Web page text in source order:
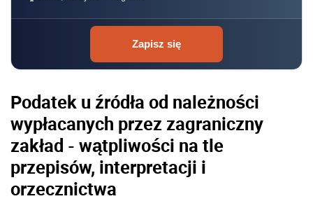
Zapisz się
Podatek u źródła od należności
wypłacanych przez zagraniczny
zakład - wątpliwości na tle
przepisów, interpretacji i
orzecznictwa